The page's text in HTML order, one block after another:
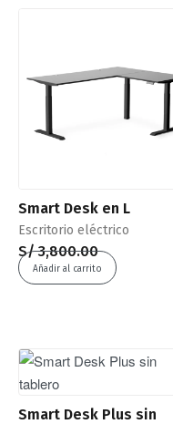
Smart Desk en L
Escritorio eléctrico
S/3,800.00
Añadir al carrito
Smart Desk Plus sin